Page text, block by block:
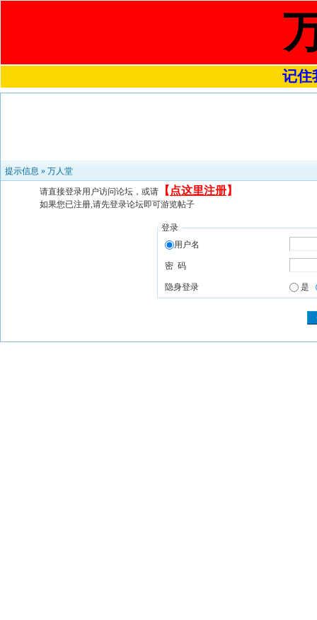
记住
提示信息 » 万人堂
请直接登录用户访问论坛，或请 【 点这里注册】
如果您已注册,请先登录论坛即可游览帖子
登录
用户名
密 码
隐身登录 是